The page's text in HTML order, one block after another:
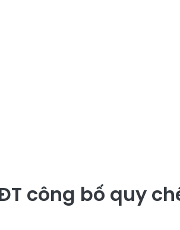
công bố quy